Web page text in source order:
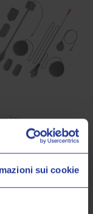
sui cookie
Spa
U-COM 8R
€79,00